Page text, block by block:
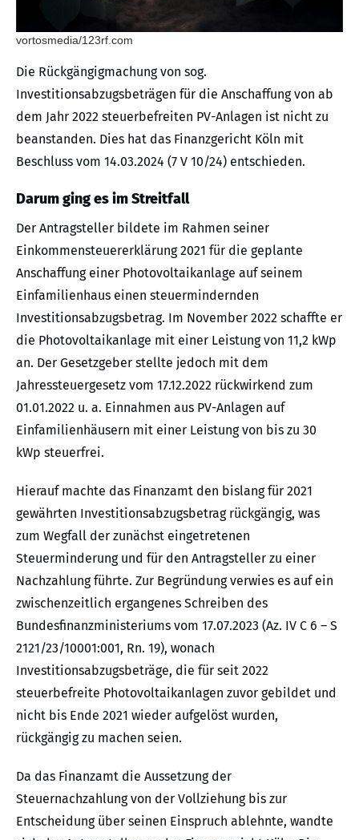
vortosmedia/123rf.com
Die Rückgängigmachung von sog.
Investitionsabzugsbeträgen für die Anschaffung von ab
dem Jahr 2022 steuerbefreiten PV-Anlagen ist nicht zu
beanstanden. Dies hat das Finanzgericht Köln mit
Beschluss vom 14.03.2024 (7 V 10/24) entschieden.
Darum ging es im Streitfall
Der Antragsteller bildete im Rahmen seiner
Einkommensteuererklärung 2021 für die geplante
Anschaffung einer Photovoltaikanlage auf seinem
Einfamilienhaus einen steuermindernden
Investitionsabzugsbetrag. Im November 2022 schaffte er
die Photovoltaikanlage mit einer Leistung von 11,2 kWp
an. Der Gesetzgeber stellte jedoch mit dem
Jahressteuergesetz vom 17.12.2022 rückwirkend zum
01.01.2022 u. a. Einnahmen aus PV-Anlagen auf
Einfamilienhäusern mit einer Leistung von bis zu 30
kWp steuerfrei.
Hierauf machte das Finanzamt den bislang für 2021
gewährten Investitionsabzugsbetrag rückgängig, was
zum Wegfall der zunächst eingetretenen
Steuerminderung und für den Antragsteller zu einer
Nachzahlung führte. Zur Begründung verwies es auf ein
zwischenzeitlich ergangenes Schreiben des
Bundesfinanzministeriums vom 17.07.2023 (Az. IV C 6 – S
2121/23/10001:001, Rn. 19), wonach
Investitionsabzugsbeträge, die für seit 2022
steuerbefreite Photovoltaikanlagen zuvor gebildet und
nicht bis Ende 2021 wieder aufgelöst wurden,
rückgängig zu machen seien.
Da das Finanzamt die Aussetzung der
Steuernachzahlung von der Vollziehung bis zur
Entscheidung über seinen Einspruch ablehnte, wandte